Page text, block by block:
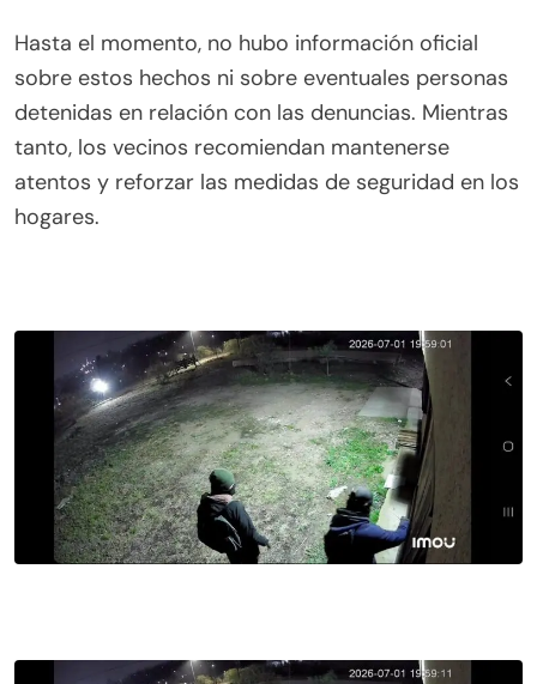
Hasta el momento, no hubo información oficial
sobre estos hechos ni sobre eventuales personas
detenidas en relación con las denuncias. Mientras
tanto, los vecinos recomiendan mantenerse
atentos y reforzar las medidas de seguridad en los
hogares.